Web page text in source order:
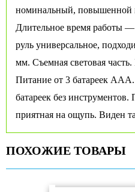
номинальный,
Длительное время работы
руль универсальное,
мм. Съемная световая
Питание от 3 батареек
батареек без инструментов.
приятная на ощупь. Виден
ПОХОЖИЕ ТОВАРЫ